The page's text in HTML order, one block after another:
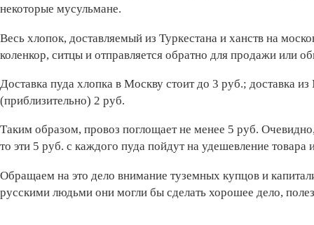
некоторые мусульмане.
Весь хлопок, доставляемый из Туркестана и ханств на
коленкор, ситцы и отправляется обратно для продажи или
Доставка пуда хлопка в Москву стоит до 3 руб.; доставка
(приблизительно) 2 руб.
Таким образом, провоз поглощает не менее 5 руб.
то эти 5 руб. с каждого пуда пойдут на удешевление товара
Обращаем на это дело внимание туземных купцов и
русскими людьми они могли бы сделать хорошее дело,